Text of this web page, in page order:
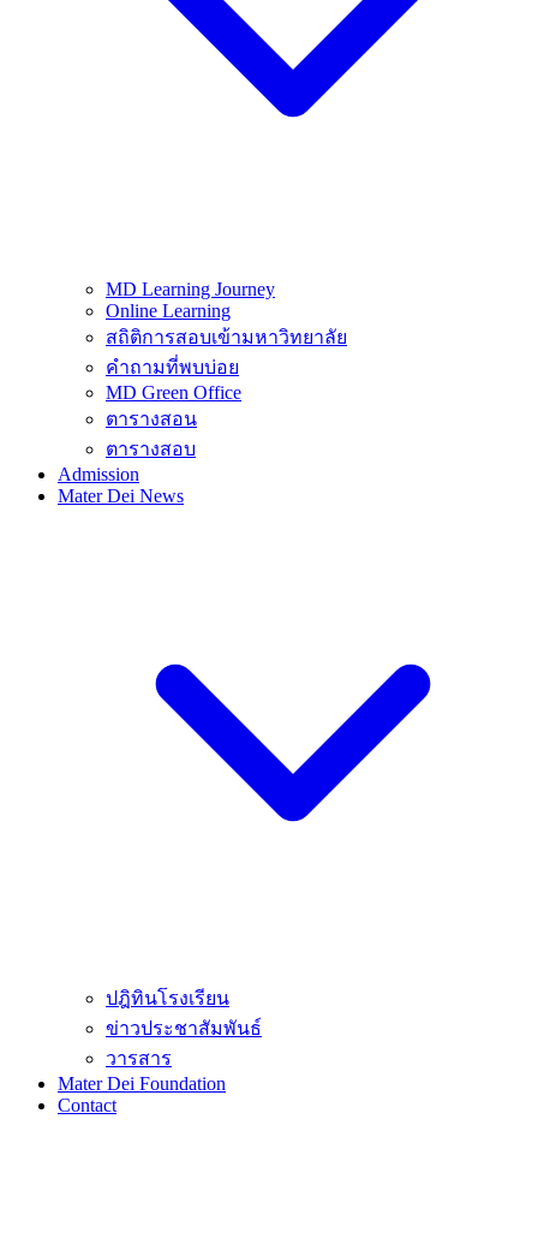
MD Learning Journey
Online Learning
สถิติการสอบเข้ามหาวิทยาลัย
คำถามที่พบบ่อย
MD Green Office
ตารางสอน
ตารางสอบ
Admission
Mater Dei News
ปฎิทินโรงเรียน
ข่าวประชาสัมพันธ์
วารสาร
Mater Dei Foundation
Contact